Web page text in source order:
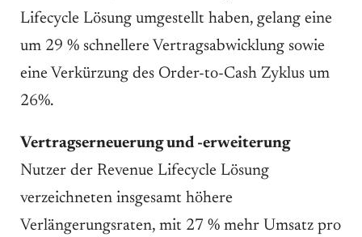
Lifecycle Lösung umgestellt haben, gelang eine
um 29 % schnellere Vertragsabwicklung sowie
eine Verkürzung des Order-to-Cash Zyklus um
26%.
Vertragserneuerung und -erweiterung
Nutzer der Revenue Lifecycle Lösung
verzeichneten insgesamt höhere
Verlängerungsraten, mit 27 % mehr Umsatz pro